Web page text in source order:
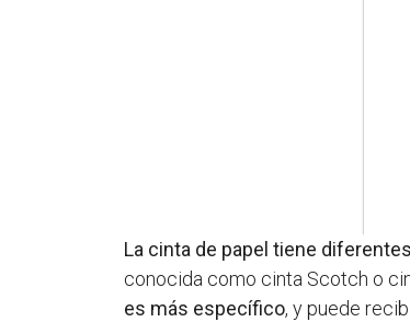
La cinta de papel tiene
conocida como cinta Scotch o
es más específico, y puede